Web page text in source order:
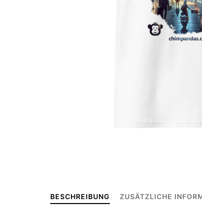
BESCHREIBUNG ZUSÄTZLICHE